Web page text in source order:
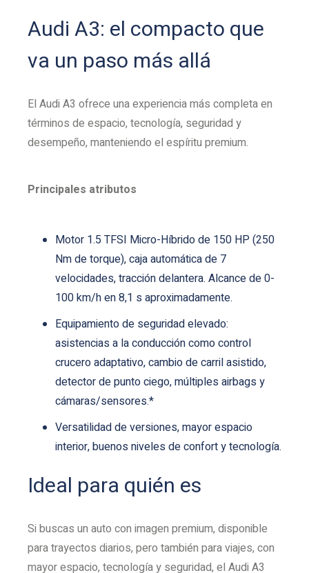
Audi A3: el compacto que
va un paso más allá
El Audi A3 ofrece una experiencia más completa en
términos de espacio, tecnología, seguridad y
desempeño, manteniendo el espíritu premium.
Principales atributos
Motor 1.5 TFSI Micro-Híbrido de 150 HP (250
Nm de torque), caja automática de 7
velocidades, tracción delantera. Alcance de 0-
100 km/h en 8,1 s aproximadamente.
Equipamiento de seguridad elevado:
asistencias a la conducción como control
crucero adaptativo, cambio de carril asistido,
detector de punto ciego, múltiples airbags y
cámaras/sensores.*
Versatilidad de versiones, mayor espacio
interior, buenos niveles de confort y tecnología.
Ideal para quién es
Si buscas un auto con imagen premium, disponible
para trayectos diarios, pero también para viajes, con
mayor espacio, tecnología y seguridad, el Audi A3